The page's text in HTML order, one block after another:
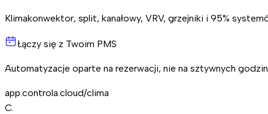
Klimakonwektor, split, kanałowy, VRV, grzejniki i 95%
Łączy się z Twoim PMS
Automatyzacje oparte na rezerwacji, nie na sztywnych
app.controla.cloud/clima
C.